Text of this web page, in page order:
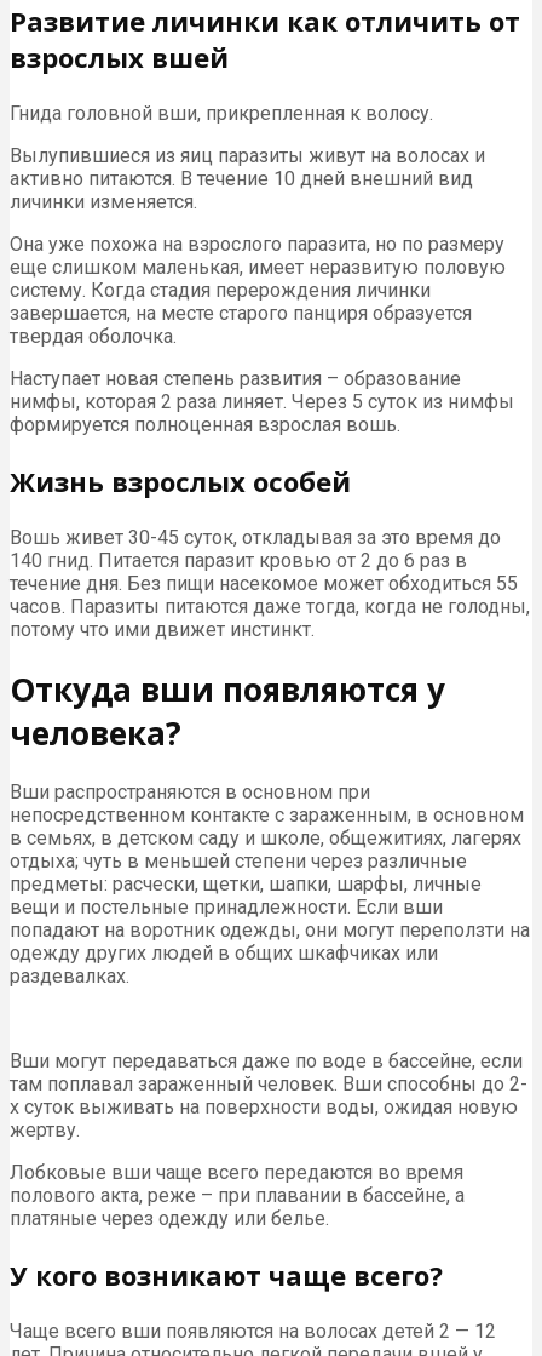
Развитие личинки как отличить от
взрослых вшей
Гнида головной вши, прикрепленная к волосу.
Вылупившиеся из яиц паразиты живут на волосах и
активно питаются. В течение 10 дней внешний вид
личинки изменяется.
Она уже похожа на взрослого паразита, но по размеру
еще слишком маленькая, имеет неразвитую половую
систему. Когда стадия перерождения личинки
завершается, на месте старого панциря образуется
твердая оболочка.
Наступает новая степень развития – образование
нимфы, которая 2 раза линяет. Через 5 суток из нимфы
формируется полноценная взрослая вошь.
Жизнь взрослых особей
Вошь живет 30-45 суток, откладывая за это время до
140 гнид. Питается паразит кровью от 2 до 6 раз в
течение дня. Без пищи насекомое может обходиться 55
часов. Паразиты питаются даже тогда, когда не голодны,
потому что ими движет инстинкт.
Откуда вши появляются у
человека?
Вши распространяются в основном при
непосредственном контакте с зараженным, в основном
в семьях, в детском саду и школе, общежитиях, лагерях
отдыха; чуть в меньшей степени через различные
предметы: расчески, щетки, шапки, шарфы, личные
вещи и постельные принадлежности. Если вши
попадают на воротник одежды, они могут переползти на
одежду других людей в общих шкафчиках или
раздевалках.
Вши могут передаваться даже по воде в бассейне, если
там поплавал зараженный человек. Вши способны до 2-
х суток выживать на поверхности воды, ожидая новую
жертву.
Лобковые вши чаще всего передаются во время
полового акта, реже – при плавании в бассейне, а
платяные через одежду или белье.
У кого возникают чаще всего?
Чаще всего вши появляются на волосах детей 2 — 12